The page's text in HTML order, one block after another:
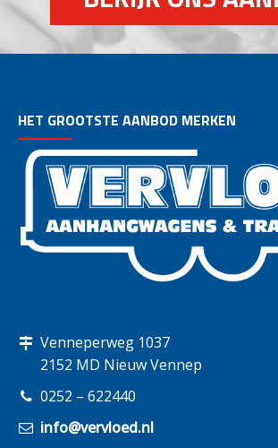
HET GROOTSTE AANBOD MERKEN
Venneperweg 1037
2152 MD Nieuw Vennep
0252 – 622440
info@vervloed.nl